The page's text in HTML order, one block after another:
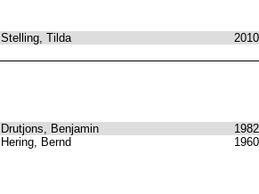
Stelling, Tilda 2010
Drutjons, Benjamin
1982
Hering, Bernd 1960